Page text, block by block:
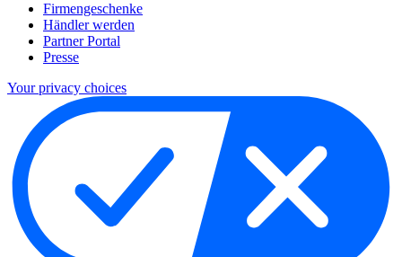
Firmengeschenke
Händler werden
Partner Portal
Presse
Your privacy choices